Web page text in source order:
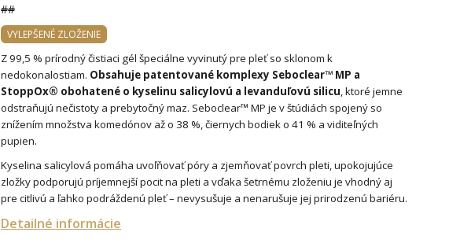
##
VYLEPŠENÉ ZLOŽENIE
Z 99,5 % prírodný čistiaci gél špeciálne vyvinutý pre pleť so sklonom k ​​
nedokonalostiam. Obsahuje patentované komplexy Seboclear™ MP a
StoppOx® obohatené o kyselinu salicylovú a levanduľovú silicu, ktoré jemne
odstraňujú nečistoty a prebytočný maz. Seboclear™ MP je v štúdiách spojený so
znížením množstva komedónov až o 38 %, čiernych bodiek o 41 % a viditeľných
pupien.
Kyselina salicylová pomáha uvoľňovať póry a zjemňovať povrch pleti, upokojujúce
zložky podporujú príjemnejší pocit na pleti a vďaka šetrnému zloženiu je vhodný aj
pre citlivú a ľahko podráždenú pleť – nevysušuje a nenarušuje jej prirodzenú bariéru.
Detailné informácie